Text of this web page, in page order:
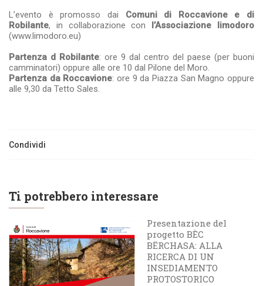
L’evento è promosso dai Comuni di Roccavione e di
Robilante, in collaborazione con
l’Associazione limodoro
(www.limodoro.eu)
Partenza d Robilante: ore 9 dal centro del paese (per buoni
camminatori) oppure alle ore 10 dal Pilone del Moro.
Partenza da Roccavione: ore 9 da Piazza San Magno oppure
alle 9,30 da Tetto Sales.
Condividi
Ti potrebbero interessare
Presentazione del
progetto BÈC
BËRCHASA: ALLA
RICERCA DI UN
INSEDIAMENTO
PROTOSTORICO